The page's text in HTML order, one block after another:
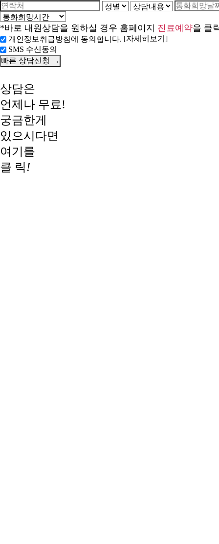
*바로 내원상담을 원하실 경우 홈페이지 진료예약을 클
개인정보취급방침에 동의합니다. [자세히보기]
SMS 수신동의
상담은
언제나 무료!
궁금한게
있으시다면
여기를
클 릭!